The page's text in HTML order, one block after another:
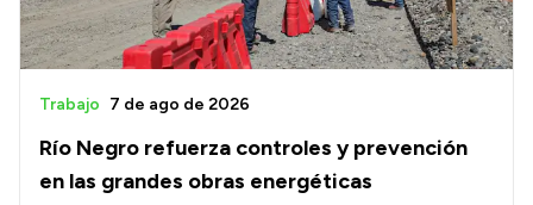
Río Negro refuerza controles y prevención
en las grandes obras energéticas
Trabajo 7 de ago de 2026